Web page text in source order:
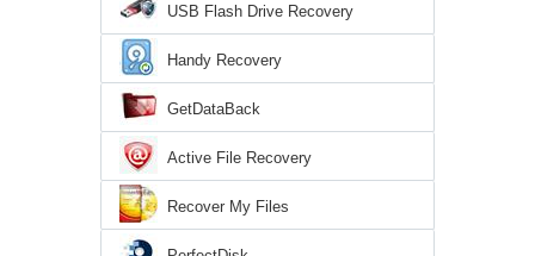
USB Flash Drive Recovery
Handy Recovery
GetDataBack
Active File Recovery
Recover My Files